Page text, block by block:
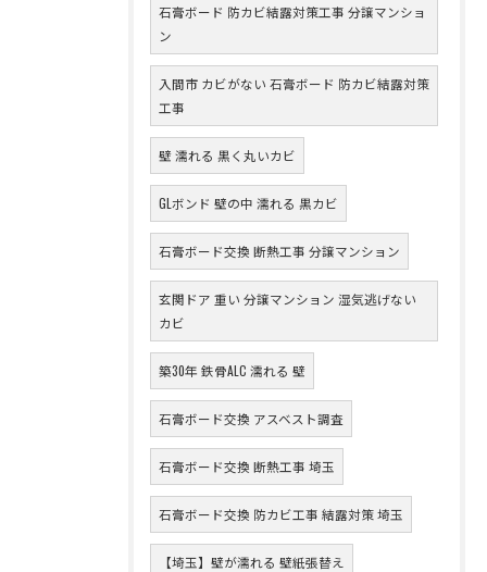
石膏ボード 防カビ結露対策工事 分譲マンショ
ン
入間市 カビがない 石膏ボード 防カビ結露対策
工事
壁 濡れる 黒く丸いカビ
GLボンド 壁の中 濡れる 黒カビ
石膏ボード交換 断熱工事 分譲マンション
玄関ドア 重い 分譲マンション 湿気逃げない
カビ
築30年 鉄骨ALC 濡れる 壁
石膏ボード交換 アスベスト調査
石膏ボード交換 断熱工事 埼玉
石膏ボード交換 防カビ工事 結露対策 埼玉
【埼玉】壁が濡れる 壁紙張替え